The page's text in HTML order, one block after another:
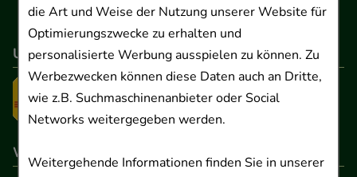
die Art und Weise der Nutzung unserer Website für
Optimierungszwecke zu erhalten und
personalisierte Werbung ausspielen zu können. Zu
Werbezwecken können diese Daten auch an Dritte,
wie z.B. Suchmaschinenanbieter oder Social
Networks weitergegeben werden.
Weitergehende Informationen finden Sie in unserer
Unser Versanddienstleister
Wir sind hier gelistet